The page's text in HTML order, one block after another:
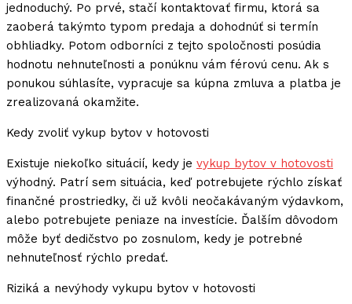
jednoduchý. Po prvé, stačí kontaktovať firmu, ktorá sa
zaoberá takýmto typom predaja a dohodnúť si termín
obhliadky. Potom odborníci z tejto spoločnosti posúdia
hodnotu nehnuteľnosti a ponúknu vám férovú cenu. Ak s
ponukou súhlasíte, vypracuje sa kúpna zmluva a platba je
zrealizovaná okamžite.
Kedy zvoliť vykup bytov v hotovosti
Existuje niekoľko situácií, kedy je vykup bytov v hotovosti
výhodný. Patrí sem situácia, keď potrebujete rýchlo získať
finančné prostriedky, či už kvôli neočakávaným výdavkom,
alebo potrebujete peniaze na investície. Ďalším dôvodom
môže byť dedičstvo po zosnulom, kedy je potrebné
nehnuteľnosť rýchlo predať.
Riziká a nevýhody vykupu bytov v hotovosti